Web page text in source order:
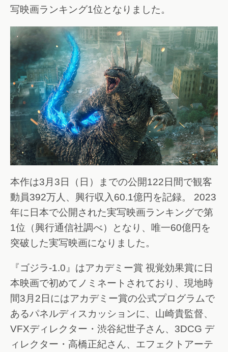
写映画ランキング1位となりました。
本作は3月3日（日）までの公開122日間で観客
動員392万人、興行収入60.1億円を記録。 2023
年に日本で公開された実写映画ランキングで第
1位（興行通信社調べ）となり、唯一60億円を
突破した実写映画になりました。
『ゴジラ-1.0』はアカデミー賞 視覚効果賞に日
本映画で初めてノミネートされており、現地時
間3月2日にはアカデミー賞の公式プログラムで
あるパネルディスカッションに、山崎貴監督、
VFXディレクター・渋谷紀世子さん、3DCG デ
ィレクター・高橋正紀さん、エフェクトアーテ